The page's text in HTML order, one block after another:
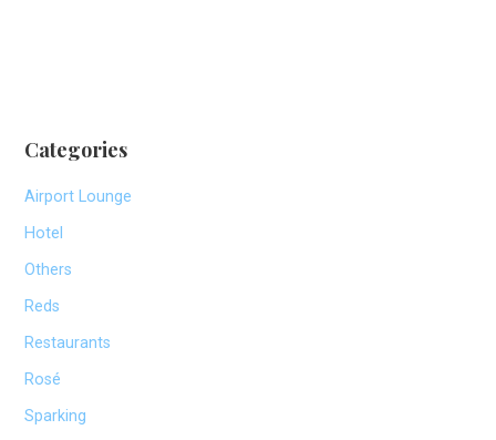
Categories
Airport Lounge
Hotel
Others
Reds
Restaurants
Rosé
Sparking